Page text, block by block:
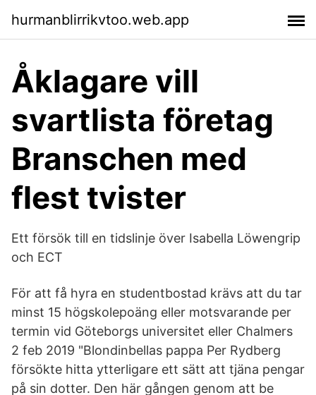
hurmanblirrikvtoo.web.app
Åklagare vill
svartlista företag
Branschen med
flest tvister
Ett försök till en tidslinje över Isabella Löwengrip
och ECT
För att få hyra en studentbostad krävs att du tar
minst 15 högskolepoäng eller motsvarande per
termin vid Göteborgs universitet eller Chalmers
2 feb 2019 "Blondinbellas pappa Per Rydberg
försökte hitta ytterligare ett sätt att tjäna pengar
på sin dotter. Den här gången genom att be